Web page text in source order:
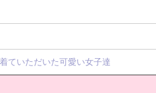
ていただいた可愛い女子達